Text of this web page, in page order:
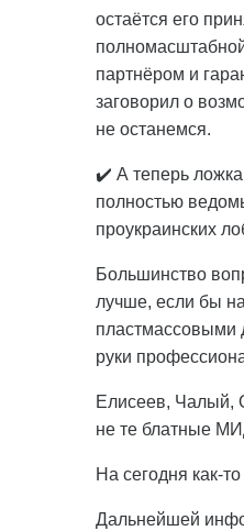
остаётся его
партнёром и
заговорил о
не останемся.
✔️ А теперь ложка
полностью
проукраинских
Большинство
лучше, если бы
пластмассовыми
руки
Елисеев, Чалый,
не те блатные
На сегодня как-то
Дальнейшей